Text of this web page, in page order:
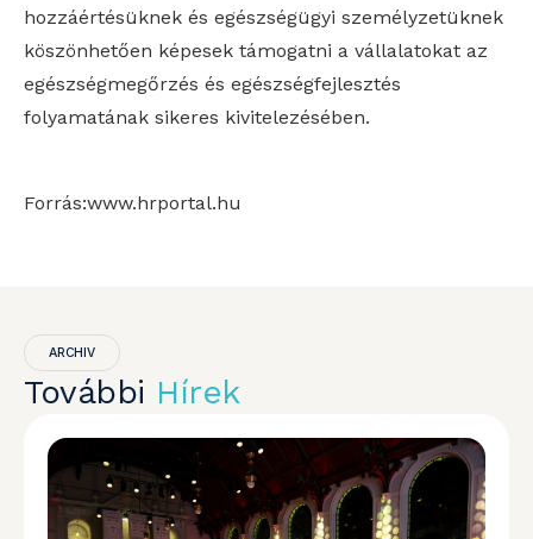
hozzáértésüknek és egészségügyi személyzetüknek
köszönhetően képesek támogatni a vállalatokat az
egészségmegőrzés és egészségfejlesztés
folyamatának sikeres kivitelezésében.
Forrás:www.hrportal.hu
ARCHIV
További Hírek